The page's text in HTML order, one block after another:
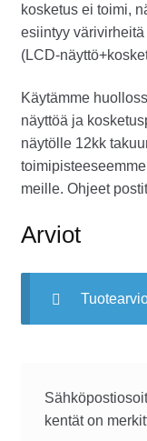
kosketus ei toimi,
esiintyy
(LCD-
Käytämme
näyttöä ja
näytölle 12kk
meille. Ohjeet
Arviot
kentät on